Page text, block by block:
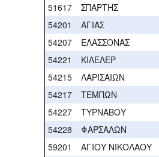
51617
ΣΠΑΡΤΗΣ
54201
ΑΓΙΑΣ
54207
ΕΛΑΣΣΟΝΑΣ
54221
ΚΙΛΕΛΕΡ
54215
ΛΑΡΙΣΑΙΩΝ
54217
ΤΕΜΠΩΝ
54227
ΤΥΡΝΑΒΟΥ
54228
ΦΑΡΣΑΛΩΝ
59201
ΑΓΙΟΥ ΝΙΚΟΛΑΟΥ